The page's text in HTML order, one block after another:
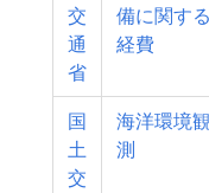
交
通
省
備に関する
経費
国
土
交
海洋環境
測